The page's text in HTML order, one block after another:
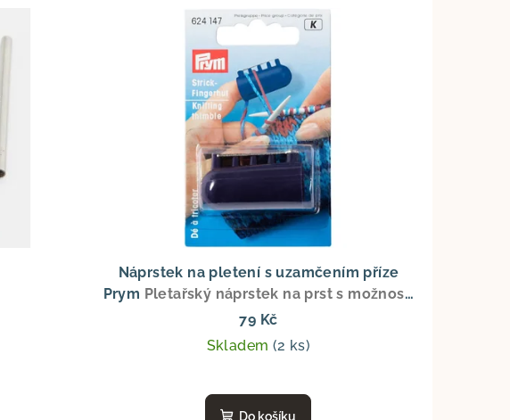
Náprstek na pletení s uzamčením příze
Prym Pletařský náprstek na prst s možností
uzamčení příze Prym
79 Kč
Skladem (2 ks)
Do košíku